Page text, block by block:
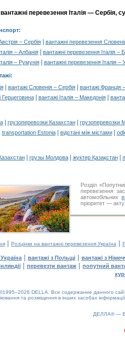
перевезення Італія — Сербія,
– Сербія|
вантажні перевезення
– Албанія|
вантажні перевезення Італія –
– Румунія| вантажні перевезення Італія –
:
| вантажі Словенія – Сербія|
вантажі Франція
Герцеговина| вантажі Італія – Македонія|
| грузоперевозки Казахстан|
грузоперевозки
transportation Estonia| відстані між містами|
| грузы Молдова| жүктер Қазақстан|
Розділ
перевезення
автомобільних
пріоритет —
| Розцінки на вантажні перевезення Україна |
| вантажі з Польщі| вантажі з
| перевезти вантаж | попутний
DELLA. Все содержание данного
та розміщення в інших засобах
ДЕЛЛА® —